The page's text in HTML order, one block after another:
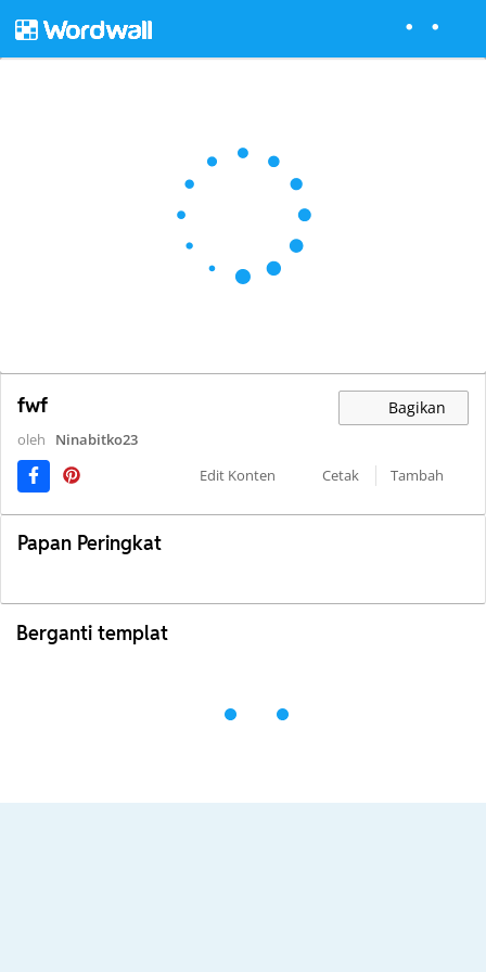
fwf Bagikan
oleh
Ninabitko23
Edit Konten
Cetak Tambah
Papan Peringkat
Berganti templat